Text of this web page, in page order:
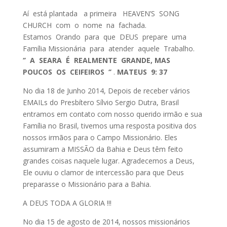
Aí está plantada a primeira HEAVEN’S SONG
CHURCH com o nome na fachada.
Estamos Orando para que DEUS prepare uma
Família Missionária para atender aquele Trabalho.
‘’ A SEARA É REALMENTE GRANDE, MAS
POUCOS OS CEIFEIROS ‘’ . MATEUS 9: 37
No dia 18 de Junho 2014, Depois de receber vários
EMAILs do Presbítero Sílvio Sergio Dutra, Brasil
entramos em contato com nosso querido irmão e sua
Família no Brasil, tivemos uma resposta positiva dos
nossos irmãos para o Campo Missionário. Eles
assumiram a MISSÃO da Bahia e Deus têm feito
grandes coisas naquele lugar. Agradecemos a Deus,
Ele ouviu o clamor de intercessão para que Deus
preparasse o Missionário para a Bahia.
A DEUS TODA A GLORIA !!!
No dia 15 de agosto de 2014, nossos missionários